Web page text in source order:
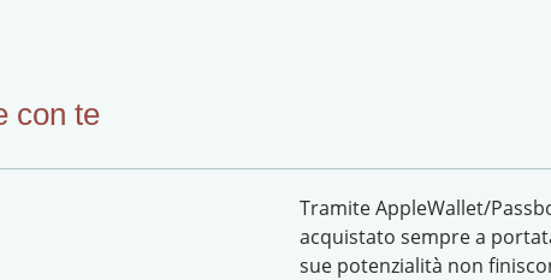
con te
Tramite AppleWallet/
acquistato sempre a
sue potenzialità non